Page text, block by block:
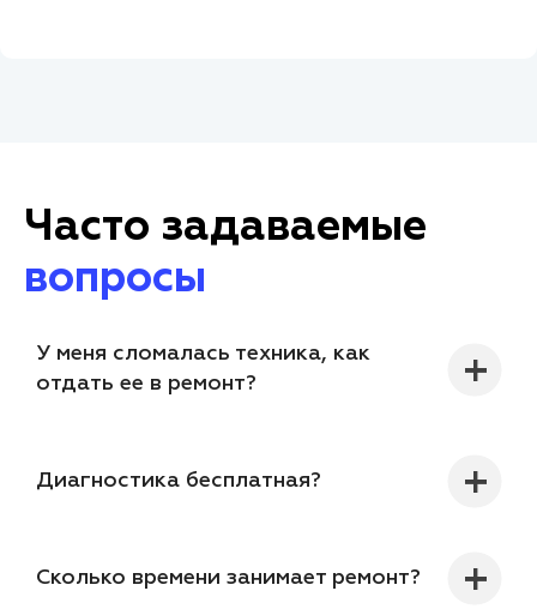
Часто задаваемые
вопросы
У меня сломалась техника, как
отдать ее в ремонт?
Диагностика бесплатная?
Сколько времени занимает ремонт?